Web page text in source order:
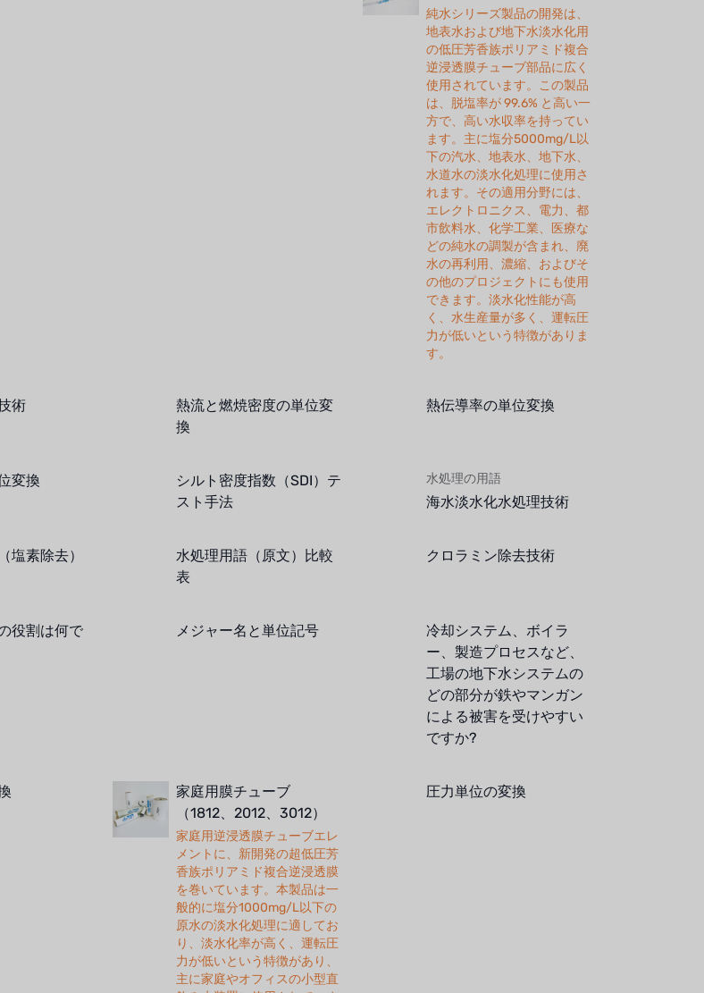
純水シリーズ製品の開発は、
地表水および地下水淡水化用
の低圧芳香族ポリアミド複合
逆浸透膜チューブ部品に広く
使用されています。この製品
は、脱塩率が 99.6% と高い一
方で、高い水収率を持ってい
ます。主に塩分5000mg/L以
下の汽水、地表水、地下水、
水道水の淡水化処理に使用さ
れます。その適用分野には、
エレクトロニクス、電力、都
市飲料水、化学工業、医療な
どの純水の調製が含まれ、廃
水の再利用、濃縮、およびそ
の他のプロジェクトにも使用
できます。淡水化性能が高
く、水生産量が多く、運転圧
力が低いという特徴がありま
す。
術
熱流と燃焼密度の単位変
換
熱伝導率の単位変換
変換
シルト密度指数（SDI）テ
スト手法
水処理の用語
海水淡水化水処理技術
塩素除去）
水処理用語（原文）比較
表
クロラミン除去技術
役割は何で
メジャー名と単位記号
冷却システム、ボイラ
ー、製造プロセスなど、
工場の地下水システムの
どの部分が鉄やマンガン
による被害を受けやすい
ですか?
家庭用膜チューブ
（1812、2012、3012）
家庭用逆浸透膜チューブエレ
メントに、新開発の超低圧芳
香族ポリアミド複合逆浸透膜
を巻いています。本製品は一
般的に塩分1000mg/L以下の
原水の淡水化処理に適してお
り、淡水化率が高く、運転圧
力が低いという特徴があり、
主に家庭やオフィスの小型直
圧力単位の変換